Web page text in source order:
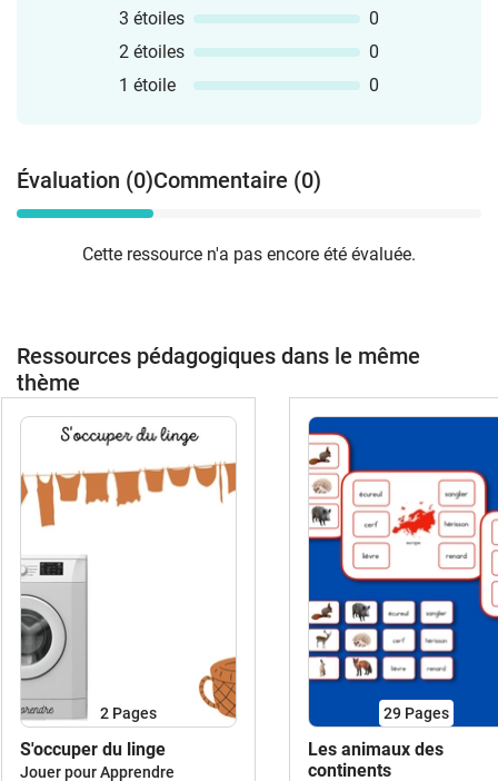
3 étoiles
0
2 étoiles
0
1 étoile
0
Évaluation (0)Commentaire (0)
Cette ressource n'a pas encore été évaluée.
Ressources pédagogiques dans le même
thème
2 Pages
S'occuper du linge
Jouer pour Apprendre
29 Pages
Les animaux des
continents